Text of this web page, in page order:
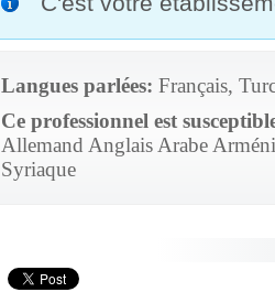
Langues parlées: Français,
Ce professionnel est
Allemand Anglais Arabe
Syriaque